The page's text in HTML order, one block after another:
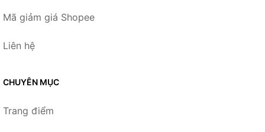
Mã giảm giá Shopee
Liên hệ
CHUYÊN MỤC
Trang điểm